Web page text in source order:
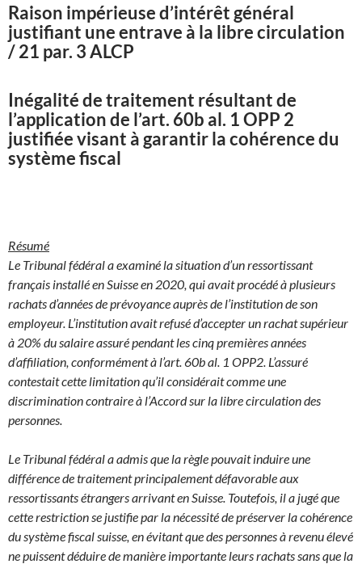
Raison impérieuse d’intérêt général
justifiant une entrave à la libre circulation
/ 21 par. 3 ALCP
Inégalité de traitement résultant de
l’application de l’art. 60b al. 1 OPP 2
justifiée visant à garantir la cohérence du
système fiscal
Résumé
Le Tribunal fédéral a examiné la situation d’un ressortissant
français installé en Suisse en 2020, qui avait procédé à plusieurs
rachats d’années de prévoyance auprès de l’institution de son
employeur. L’institution avait refusé d’accepter un rachat supérieur
à 20% du salaire assuré pendant les cinq premières années
d’affiliation, conformément à l’art. 60b al. 1 OPP2. L’assuré
contestait cette limitation qu’il considérait comme une
discrimination contraire à l’Accord sur la libre circulation des
personnes.
Le Tribunal fédéral a admis que la règle pouvait induire une
différence de traitement principalement défavorable aux
ressortissants étrangers arrivant en Suisse. Toutefois, il a jugé que
cette restriction se justifie par la nécessité de préserver la cohérence
du système fiscal suisse, en évitant que des personnes à revenu élevé
ne puissent déduire de manière importante leurs rachats sans que la